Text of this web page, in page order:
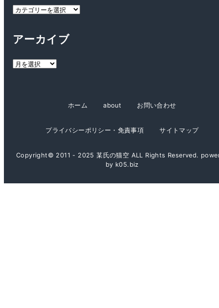
カ
リ
アーカイブ
ア
ホーム about お問い合わせ
プライバシーポリシー・免責事項 サイトマップ
Copyright© 2011 - 2025 某氏の猫空 ALL Rights Reserved.
by k05.biz